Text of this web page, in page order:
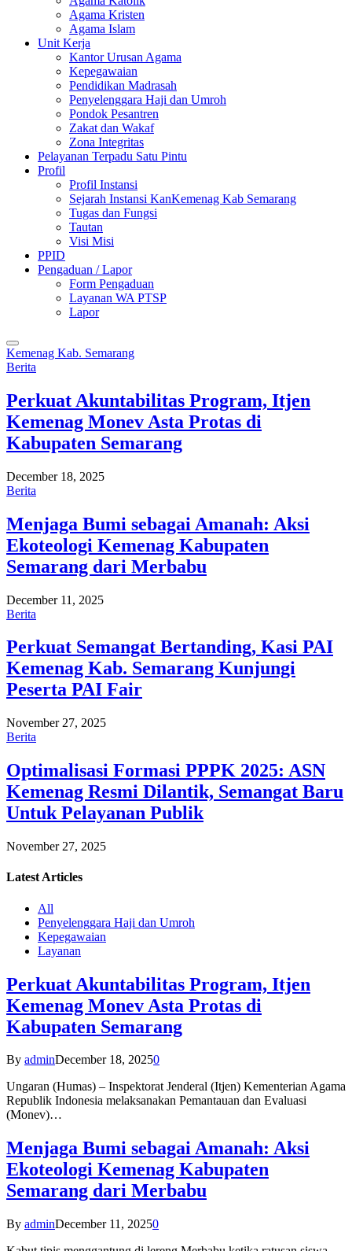
Agama Kristen
Agama Islam
Unit Kerja
Kantor Urusan Agama
Kepegawaian
Pendidikan Madrasah
Penyelenggara Haji dan Umroh
Pondok Pesantren
Zakat dan Wakaf
Zona Integritas
Pelayanan Terpadu Satu Pintu
Profil
Profil Instansi
Sejarah Instansi KanKemenag Kab Semarang
Tugas dan Fungsi
Tautan
Visi Misi
PPID
Pengaduan / Lapor
Form Pengaduan
Layanan WA PTSP
Lapor
Kemenag Kab. Semarang
Berita
Perkuat Akuntabilitas Program, Itjen
Kemenag Monev Asta Protas di
Kabupaten Semarang
December 18, 2025
Berita
Menjaga Bumi sebagai Amanah: Aksi
Ekoteologi Kemenag Kabupaten
Semarang dari Merbabu
December 11, 2025
Berita
Perkuat Semangat Bertanding, Kasi PAI
Kemenag Kab. Semarang Kunjungi
Peserta PAI Fair
November 27, 2025
Berita
Optimalisasi Formasi PPPK 2025: ASN
Kemenag Resmi Dilantik, Semangat Baru
Untuk Pelayanan Publik
November 27, 2025
Latest Articles
All
Penyelenggara Haji dan Umroh
Kepegawaian
Layanan
Perkuat Akuntabilitas Program, Itjen
Kemenag Monev Asta Protas di
Kabupaten Semarang
By adminDecember 18, 20250
Ungaran (Humas) – Inspektorat Jenderal (Itjen) Kementerian Agama
Republik Indonesia melaksanakan Pemantauan dan Evaluasi
(Monev)…
Menjaga Bumi sebagai Amanah: Aksi
Ekoteologi Kemenag Kabupaten
Semarang dari Merbabu
By adminDecember 11, 20250